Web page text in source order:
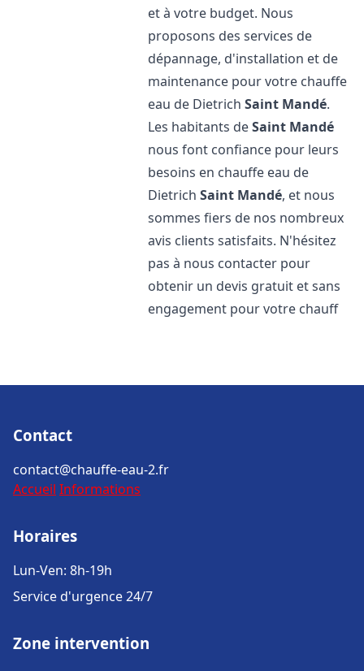
et à votre budget. Nous
proposons des services de
dépannage, d'installation et de
maintenance pour votre chauffe
eau de DietrichSaint Mandé.
Les habitants deSaint Mandé
nous font confiance pour leurs
besoins en chauffe eau de
DietrichSaint Mandé, et nous
sommes fiers de nos nombreux
avis clients satisfaits. N'hésitez
pas à nous contacter pour
obtenir un devis gratuit et sans
engagement pour votre chauff
Contact
contact@chauffe-eau-2.fr
Accueil Informations
Horaires
Lun-Ven: 8h-19h
Service d'urgence 24/7
Zone intervention